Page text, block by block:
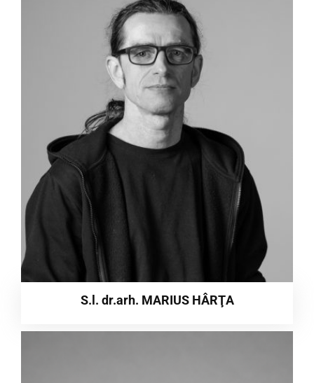
S.l. dr.arh. MARIUS HÂRŢA